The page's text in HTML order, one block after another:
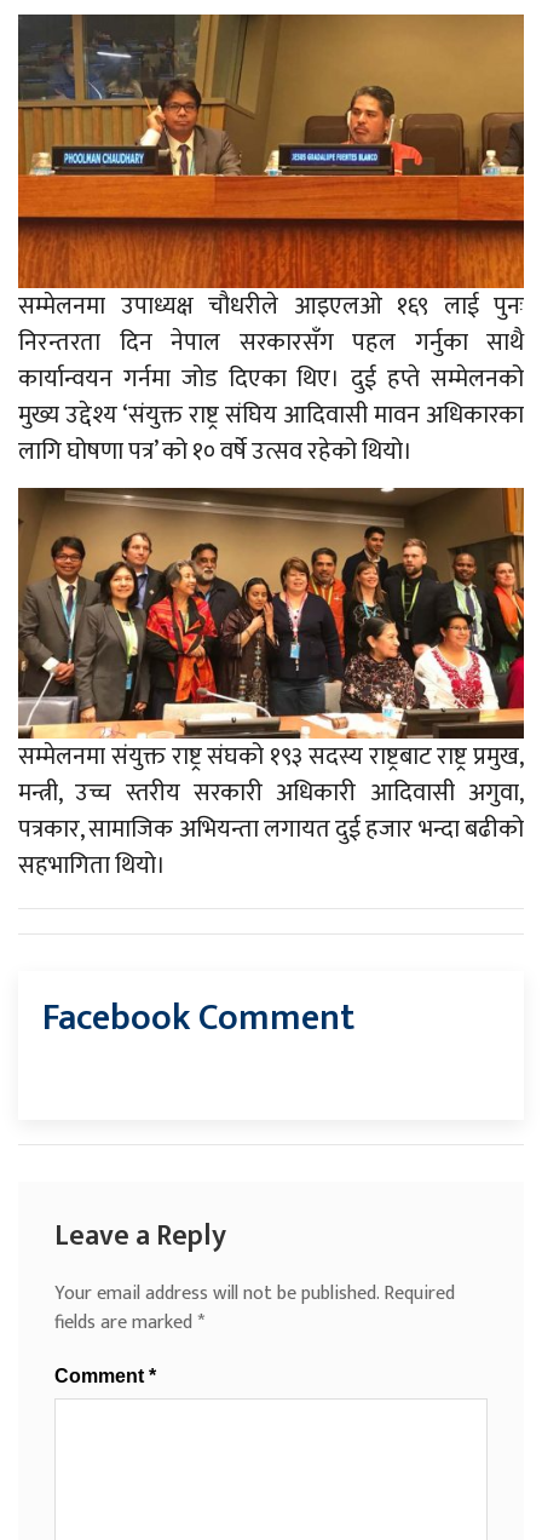
सम्मेलनमा उपाध्यक्ष चौधरीले आइएलओ १६९ लाई पुनः
निरन्तरता दिन नेपाल सरकारसँग पहल गर्नुका साथै
कार्यान्वयन गर्नमा जोड दिएका थिए। दुई हप्ते सम्मेलनको
मुख्य उद्देश्य ‘संयुक्त राष्ट्र संघिय आदिवासी मावन अधिकारका
लागि घोषणा पत्र’ को १० वर्षे उत्सव रहेको थियो।
सम्मेलनमा संयुक्त राष्ट्र संघको १९३ सदस्य राष्ट्रबाट राष्ट्र प्रमुख,
मन्त्री, उच्च स्तरीय सरकारी अधिकारी आदिवासी अगुवा,
पत्रकार, सामाजिक अभियन्ता लगायत दुई हजार भन्दा बढीको
सहभागिता थियो।
Facebook Comment
Leave a Reply
Your email address will not be published.Required
fields are marked*
Comment *